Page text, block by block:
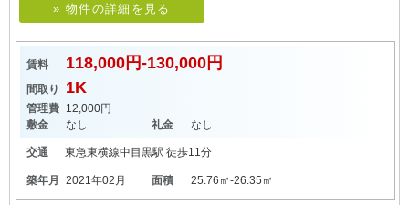
» 物件の詳細を見る
賃料 118,000円-130,000円
間取り 1K
管理費 12,000円
敷金
なし 礼金 なし
交通 東急東横線中目黒駅 徒歩11分
築年月 2021年02月 面積 25.76㎡-26.35㎡